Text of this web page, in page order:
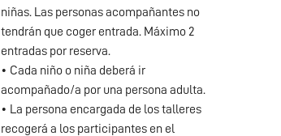
niñas. Las personas acompañantes no
tendrán que coger entrada. Máximo 2
entradas por reserva.
• Cada niño o niña deberá ir
acompañado/a por una persona adulta.
• La persona encargada de los talleres
recogerá a los participantes en el